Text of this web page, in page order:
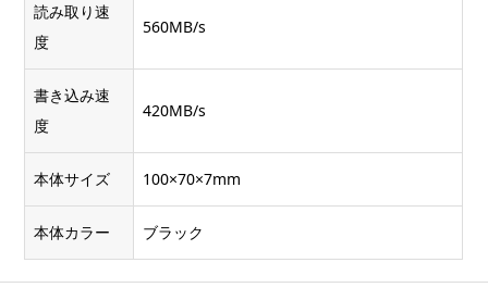
読み取り速
度
560MB/s
書き込み速
度
420MB/s
本体サイズ 100×70×7mm
本体カラー ブラック